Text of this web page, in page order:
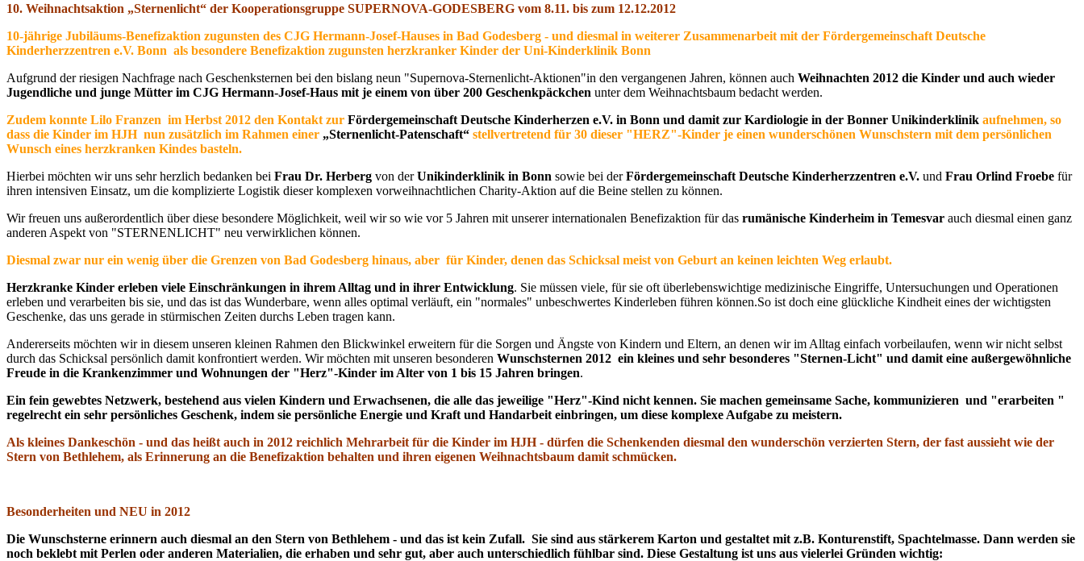
10. Weihnachtsaktion „Sternenlicht“ der Kooperationsgruppe SUPERNOVA-GODESBERG vom 8.11. bis zum 12.12.2012
10-jährige Jubiläums-Benefizaktion zugunsten des CJG Hermann-Josef-Hauses in Bad Godesberg - und diesmal in weiterer Zusammenarbeit mit der Fördergemeinschaft Deutsche
Kinderherzzentren e.V. Bonn als besondere Benefizaktion zugunsten herzkranker Kinder der Uni-Kinderklinik Bonn
Aufgrund der riesigen Nachfrage nach Geschenksternen bei den bislang neun "Supernova-Sternenlicht-Aktionen"in den vergangenen Jahren, können auch Weihnachten 2012 die Kinder und auch wieder
Jugendliche und junge Mütter im CJG Hermann-Josef-Haus mit je einem von über 200 Geschenkpäckchen unter dem Weihnachtsbaum bedacht werden.
Zudem konnte Lilo Franzen im Herbst 2012 den Kontakt zur Fördergemeinschaft Deutsche Kinderherzen e.V. in Bonn und damit zur Kardiologie in der Bonner Unikinderklinik aufnehmen, so
dass die Kinder im HJH nun zusätzlich im Rahmen einer „Sternenlicht-Patenschaft“ stellvertretend für 30 dieser "HERZ"-Kinder je einen wunderschönen Wunschstern mit dem persönlichen
Wunsch eines herzkranken Kindes basteln.
Hierbei möchten wir uns sehr herzlich bedanken bei Frau Dr. Herberg von derUnikinderklinik in Bonn sowie bei derFördergemeinschaft Deutsche Kinderherzzentren e.V. und Frau Orlind Froebe für
ihren intensiven Einsatz, um die komplizierte Logistik dieser komplexen vorweihnachtlichen Charity-Aktion auf die Beine stellen zu können.
Wir freuen uns außerordentlich über diese besondere Möglichkeit, weil wir so wie vor 5 Jahren mit unserer internationalen Benefizaktion für das rumänische Kinderheim in Temesvar auch diesmal einen ganz
anderen Aspekt von "STERNENLICHT" neu verwirklichen können.
Diesmal zwar nur ein wenig über die Grenzen von Bad Godesberg hinaus, aber für Kinder, denen das Schicksal meist von Geburt an keinen leichten Weg erlaubt.
Herzkranke Kinder erleben viele Einschränkungen in ihrem Alltag und in ihrer Entwicklung. Sie müssen viele, für sie oft überlebenswichtige medizinische Eingriffe, Untersuchungen und Operationen
erleben und verarbeiten bis sie, und das ist das Wunderbare, wenn alles optimal verläuft, ein "normales" unbeschwertes Kinderleben führen können.So ist doch eine glückliche Kindheit eines der wichtigsten
Geschenke, das uns gerade in stürmischen Zeiten durchs Leben tragen kann.
Andererseits möchten wir in diesem unseren kleinen Rahmen den Blickwinkel erweitern für die Sorgen und Ängste von Kindern und Eltern, an denen wir im Alltag einfach vorbeilaufen, wenn wir nicht selbst
durch das Schicksal persönlich damit konfrontiert werden. Wir möchten mit unseren besonderen Wunschsternen 2012 ein kleines und sehr besonderes "Sternen-Licht" und damit eine außergewöhnliche
Freude in die Krankenzimmer und Wohnungen der "Herz"-Kinder im Alter von 1 bis 15 Jahren bringen.
Ein fein gewebtes Netzwerk, bestehend aus vielen Kindern und Erwachsenen, die alle das jeweilige "Herz"-Kind nicht kennen. Sie machen gemeinsame Sache, kommunizieren und "erarbeiten "
regelrecht ein sehr persönliches Geschenk, indem sie persönliche Energie und Kraft und Handarbeit einbringen, um diese komplexe Aufgabe zu meistern.
Als kleines Dankeschön - und das heißt auch in 2012 reichlich Mehrarbeit für die Kinder im HJH - dürfen die Schenkenden diesmal den wunderschön verzierten Stern, der fast aussieht wie der
Stern von Bethlehem, als Erinnerung an die Benefizaktion behalten und ihren eigenen Weihnachtsbaum damit schmücken.
Besonderheiten und NEU in 2012
Die Wunschsterne erinnern auch diesmal an den Stern von Bethlehem - und das ist kein Zufall. Sie sind aus stärkerem Karton und gestaltet mit z.B. Konturenstift, Spachtelmasse. Dann werden sie
noch beklebt mit Perlen oder anderen Materialien, die erhaben und sehr gut, aber auch unterschiedlich fühlbar sind. Diese Gestaltung ist uns aus vielerlei Gründen wichtig: